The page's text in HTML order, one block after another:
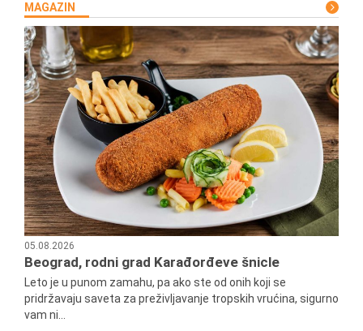
MAGAZIN
05.08.2026
Beograd, rodni grad Karađorđeve šnicle
Leto je u punom zamahu, pa ako ste od onih koji se
pridržavaju saveta za preživljavanje tropskih vrućina, sigurno
vam ni...